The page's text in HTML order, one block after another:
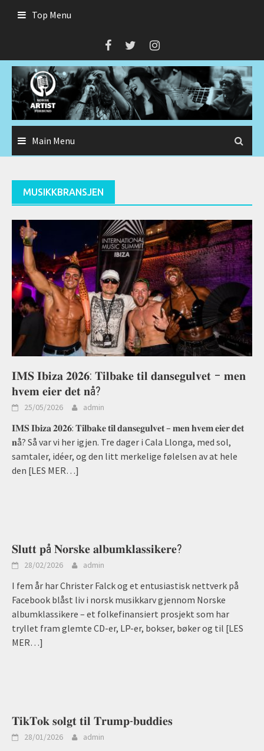
Top Menu
Main Menu
MUSIKKBRANSJEN
𝐈𝐌𝐒 𝐈𝐛𝐢𝐳𝐚 𝟐𝟎𝟐𝟔: 𝐓𝐢𝐥𝐛𝐚𝐤𝐞 𝐭𝐢𝐥 𝐝𝐚𝐧𝐬𝐞𝐠𝐮𝐥𝐯𝐞𝐭 – 𝐦𝐞𝐧
𝐡𝐯𝐞𝐦 𝐞𝐢𝐞𝐫 𝐝𝐞𝐭 𝐧å?
25/05/2026 admin
𝐈𝐌𝐒 𝐈𝐛𝐢𝐳𝐚 𝟐𝟎𝟐𝟔: 𝐓𝐢𝐥𝐛𝐚𝐤𝐞 𝐭𝐢𝐥 𝐝𝐚𝐧𝐬𝐞𝐠𝐮𝐥𝐯𝐞𝐭 – 𝐦𝐞𝐧 𝐡𝐯𝐞𝐦 𝐞𝐢𝐞𝐫 𝐝𝐞𝐭
𝐧å? Så var vi her igjen. Tre dager i Cala Llonga, med sol,
samtaler, idéer, og den litt merkelige følelsen av at hele
den [LES MER…]
𝐒𝐥𝐮𝐭𝐭 𝐩å 𝐍𝐨𝐫𝐬𝐤𝐞 𝐚𝐥𝐛𝐮𝐦𝐤𝐥𝐚𝐬𝐬𝐢𝐤𝐞𝐫𝐞?
28/02/2026 admin
I fem år har Christer Falck og et entusiastisk nettverk på
Facebook blåst liv i norsk musikkarv gjennom Norske
albumklassikere – et folkefinansiert prosjekt som har
tryllet fram glemte CD-er, LP-er, bokser, bøker og til [LES
MER…]
𝐓𝐢𝐤𝐓𝐨𝐤 𝐬𝐨𝐥𝐠𝐭 𝐭𝐢𝐥 𝐓𝐫𝐮𝐦𝐩-𝐛𝐮𝐝𝐝𝐢𝐞𝐬
28/01/2026 admin